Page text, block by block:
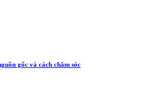
gốc và cách chăm sóc